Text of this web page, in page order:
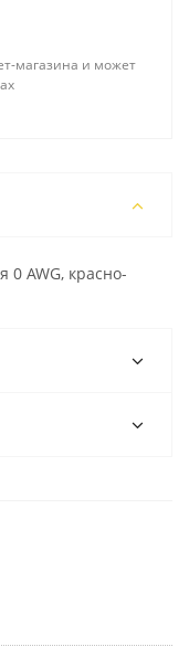
магазина и может
0 AWG, красно-